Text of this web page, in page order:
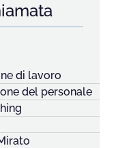
di lavoro
del personale